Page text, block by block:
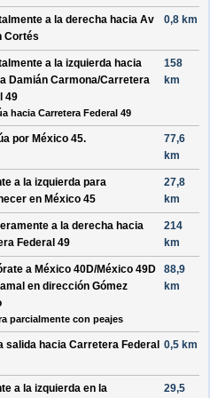
a la derecha hacia Av
Cortés
0,8 km
a la izquierda hacia
Damián Carmona/Carretera
49
hacia Carretera Federal 49
158
km
por México 45.
77,6
km
a la izquierda para
en México 45
27,8
km
a la derecha hacia
Federal 49
214
km
a México 40D/México 49D
en dirección Gómez
parcialmente con peajes
88,9
km
salida hacia Carretera Federal 0,5 km
a la izquierda en la
29,5